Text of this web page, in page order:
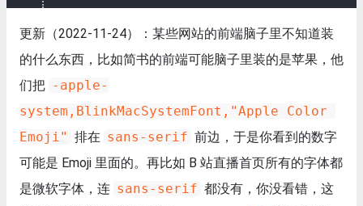
更新（2022-11-24）：某些网站的前端脑子里不知道装
的什么东西，比如简书的前端可能脑子里装的是苹果，他
们把 -apple-
system,BlinkMacSystemFont,"Apple Color
Emoji" 排在 sans-serif 前边，于是你看到的数字
可能是 Emoji 里面的。再比如 B 站直播首页所有的字体都
是微软字体，连 sans-serif 都没有，你没看错，这